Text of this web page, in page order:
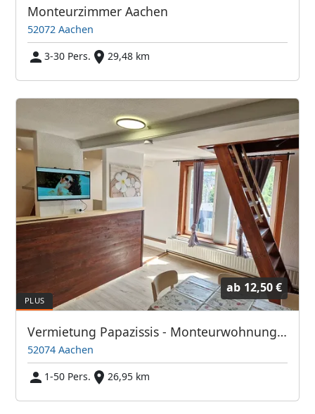
Monteurzimmer Aachen
52072 Aachen
3-30 Pers.
29,48 km
ab 12,50 €
Vermietung Papazissis - Monteurwohnungen und Monteurzimmer
52074 Aachen
1-50 Pers.
26,95 km